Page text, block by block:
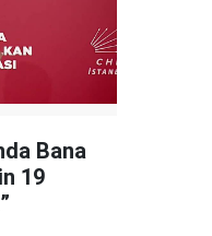
Bana
19